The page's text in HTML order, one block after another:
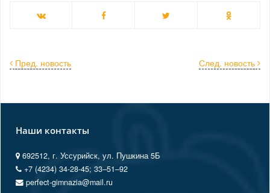
След. новость
Пред. новость
Наши контакты
692512, г. Уссурийск, ул. Пушкина 5Б
+7 (4234) 34-28-45; 33‒51‒92
perfect-gimnazia@mail.ru